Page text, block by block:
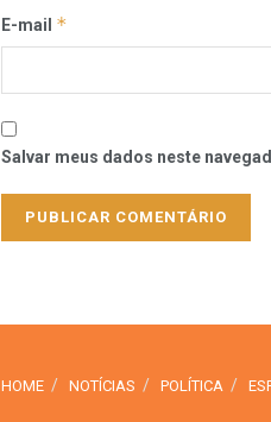
E-mail *
Salvar meus dados neste
HOME NOTÍCIAS POLÍTICA